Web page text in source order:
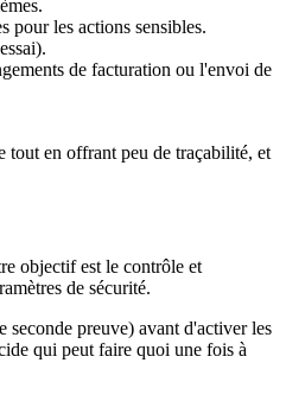
pour les actions sensibles.
de facturation ou l'envoi de
tout en offrant peu de traçabilité, et
objectif est le contrôle et
de sécurité.
seconde preuve) avant d'activer les
qui peut faire quoi une fois à